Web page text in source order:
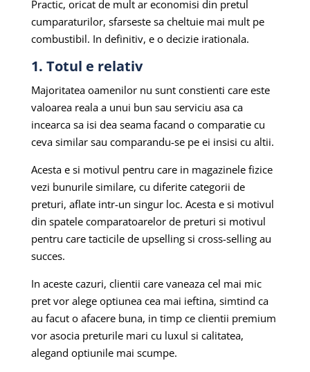
Practic, oricat de mult ar economisi din pretul
cumparaturilor, sfarseste sa cheltuie mai mult pe
combustibil. In definitiv, e o decizie irationala.
1. Totul e relativ
Majoritatea oamenilor nu sunt constienti care este
valoarea reala a unui bun sau serviciu asa ca
incearca sa isi dea seama facand o comparatie cu
ceva similar sau comparandu-se pe ei insisi cu altii.
Acesta e si motivul pentru care in magazinele fizice
vezi bunurile similare, cu diferite categorii de
preturi, aflate intr-un singur loc. Acesta e si motivul
din spatele comparatoarelor de preturi si motivul
pentru care tacticile de upselling si cross-selling au
succes.
In aceste cazuri, clientii care vaneaza cel mai mic
pret vor alege optiunea cea mai ieftina, simtind ca
au facut o afacere buna, in timp ce clientii premium
vor asocia preturile mari cu luxul si calitatea,
alegand optiunile mai scumpe.